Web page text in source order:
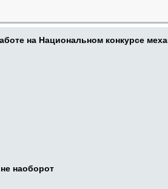
на Национальном конкурсе
наоборот